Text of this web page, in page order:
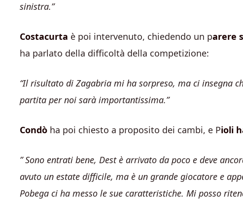
sinistra.”
Costacurta è poi intervenuto, chiedendo un parere
ha parlato della difficoltà della competizione:
“Il risultato di Zagabria mi ha sorpreso, ma ci insegna
partita per noi sarà importantissima.”
Condò ha poi chiesto a proposito dei cambi, e Pioli
” Sono entrati bene, Dest è arrivato da poco e deve
avuto un estate difficile, ma è un grande giocatore e
Pobega ci ha messo le sue caratteristiche. Mi posso